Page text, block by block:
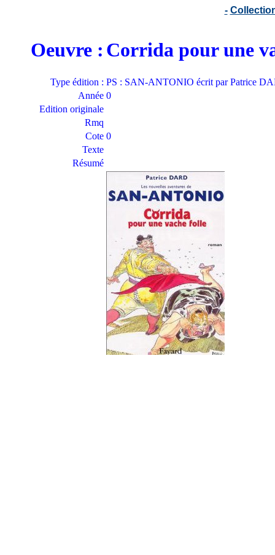
-
Oeuvre : Corrida pour une
Type édition : PS : SAN-ANTONIO écrit par Patrice
Année 0
Edition originale
Rmq
Cote 0
Texte
Résumé